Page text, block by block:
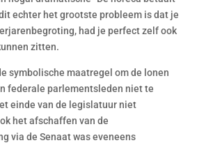
echter het grootste probleem is dat je
had je perfect zelf ook
zitten.
symbolische maatregel om de lonen
federale parlementsleden niet te
einde van de legislatuur niet
het afschaffen van de
via de Senaat was eveneens